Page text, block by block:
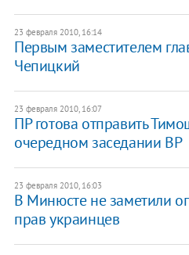
23 февраля 2010, 16:14
Первым заместителем
Чепицкий
23 февраля 2010, 16:07
ПР готова отправить
очередном заседании ВР
23 февраля 2010, 16:03
В Минюсте не заметили
прав украинцев